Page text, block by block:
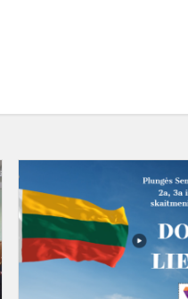
Lietuvių
kalbos
dienos
mūsų
mokykloje